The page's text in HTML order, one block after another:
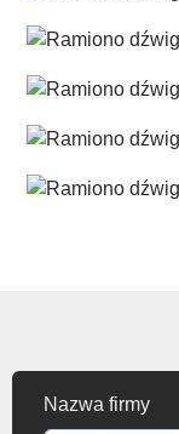
Nazwa firmy